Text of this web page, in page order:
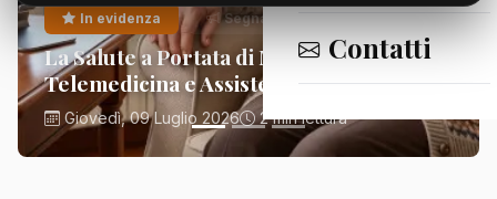
Contatti
In evidenza Segnalazioni
La Salute a Portata di Mano:
Telemedicina e Assistenza Domiciliare
Giovedì, 09 Luglio 2026 2 min lettura